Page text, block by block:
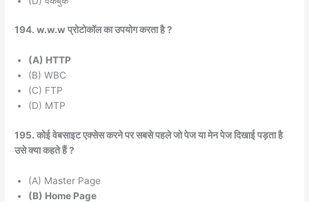
194. w.w.w प्रोटोकॉल का उपयोग करता है ?
(A) HTTP
(B) WBC
(C) FTP
(D) MTP
195. कोई वेबसाइट एक्सेस करने पर सबसे पहले जो पेज या मेन पेज दिखाई पड़ता है
उसे क्या कहते हैं ?
(A) Master Page
(B) Home Page